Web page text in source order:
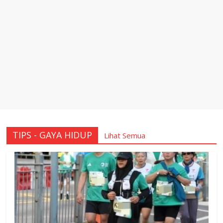
TIPS - GAYA HIDUP Lihat Semua